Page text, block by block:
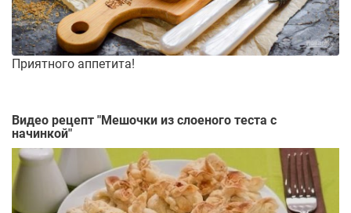
Приятного аппетита!
Видео рецепт "Мешочки из слоеного теста с
начинкой"